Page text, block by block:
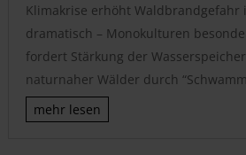
Klimakrise erhöht Waldbrandgefahr
dramatisch – Monokulturen
fordert Stärkung der
naturnaher Wälder durch
mehr lesen